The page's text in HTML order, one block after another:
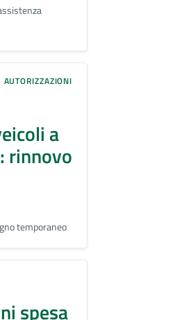
AUTORIZZAZIONI
a
rinnovo
temporaneo
spesa